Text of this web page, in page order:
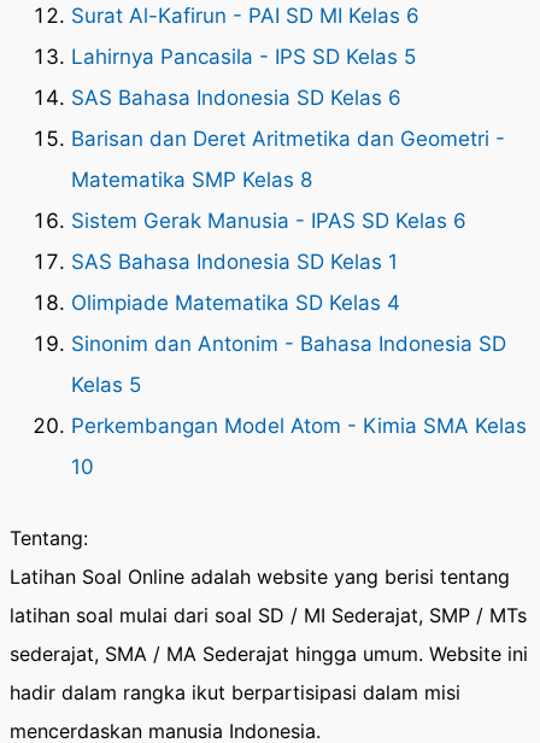
Surat Al-Kafirun - PAI SD MI Kelas 6
Lahirnya Pancasila - IPS SD Kelas 5
SAS Bahasa Indonesia SD Kelas 6
Barisan dan Deret Aritmetika dan Geometri -
Matematika SMP Kelas 8
Sistem Gerak Manusia - IPAS SD Kelas 6
SAS Bahasa Indonesia SD Kelas 1
Olimpiade Matematika SD Kelas 4
Sinonim dan Antonim - Bahasa Indonesia SD
Kelas 5
Perkembangan Model Atom - Kimia SMA Kelas
10
Tentang:
Latihan Soal Online adalah website yang berisi tentang
latihan soal mulai dari soal SD / MI Sederajat, SMP / MTs
sederajat, SMA / MA Sederajat hingga umum. Website ini
hadir dalam rangka ikut berpartisipasi dalam misi
mencerdaskan manusia Indonesia.